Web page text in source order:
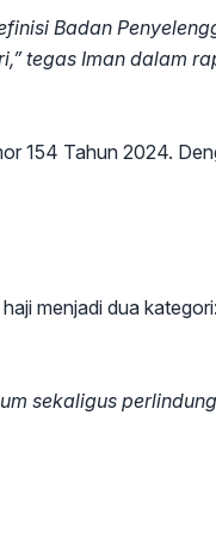
Badan
tegas Iman dalam
154 Tahun 2024.
menjadi dua
sekaligus